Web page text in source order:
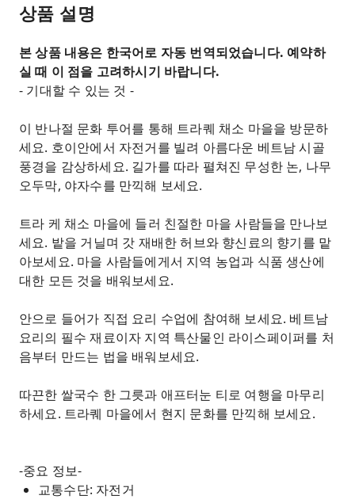
상품 설명
본 상품 내용은 한국어로 자동 번역되었습니다. 예약하
실 때 이 점을 고려하시기 바랍니다.
- 기대할 수 있는 것 -
이 반나절 문화 투어를 통해 트라퀘 채소 마을을 방문하
세요. 호이안에서 자전거를 빌려 아름다운 베트남 시골
풍경을 감상하세요. 길가를 따라 펼쳐진 무성한 논, 나무
오두막, 야자수를 만끽해 보세요.
트라 케 채소 마을에 들러 친절한 마을 사람들을 만나보
세요. 밭을 거닐며 갓 재배한 허브와 향신료의 향기를 맡
아보세요. 마을 사람들에게서 지역 농업과 식품 생산에
대한 모든 것을 배워보세요.
안으로 들어가 직접 요리 수업에 참여해 보세요. 베트남
요리의 필수 재료이자 지역 특산물인 라이스페이퍼를 처
음부터 만드는 법을 배워보세요.
따끈한 쌀국수 한 그릇과 애프터눈 티로 여행을 마무리
하세요. 트라퀘 마을에서 현지 문화를 만끽해 보세요.
-중요 정보-
교통수단: 자전거